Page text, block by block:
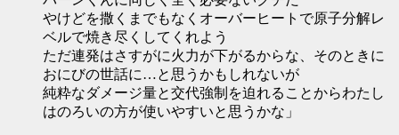
やけどを撒くまでもなくオーバーヒートで原子分解レ
ベルで焼き尽くしてくれよう
ただ連発はさすがに火力が下がるからな、そのときに
おにびの世話に…と思うかもしれないが
純粋なダメージ量と交代強制を迫れることからわたし
はのろいの方が使いやすいと思うかな」